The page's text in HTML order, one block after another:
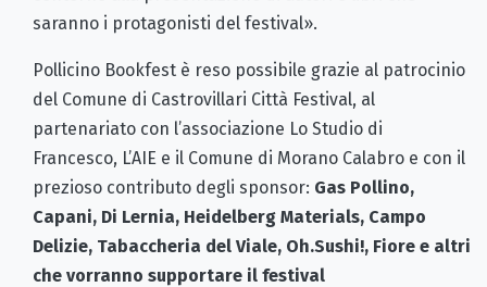
saranno i protagonisti del festival».
Pollicino Bookfest è reso possibile grazie al patrocinio
del Comune di Castrovillari Città Festival, al
partenariato con l’associazione Lo Studio di
Francesco, L’AIE e il Comune di Morano Calabro e con il
prezioso contributo degli sponsor: Gas Pollino,
Capani, Di Lernia, Heidelberg Materials, Campo
Delizie, Tabaccheria del Viale, Oh.Sushi!, Fiore e altri
che vorranno supportare il festival